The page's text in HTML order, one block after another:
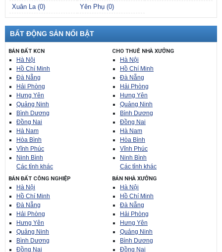
Xuân La (0) Yên Phụ (0)
BẤT ĐỘNG SẢN NỔI BẬT
BÁN ĐẤT KCN
Hà Nội
Hồ Chí Minh
Đà Nẵng
Hải Phòng
Hưng Yên
Quảng Ninh
Bình Dương
Đồng Nai
Hà Nam
Hòa Bình
Vĩnh Phúc
Ninh Bình
Các tỉnh khác
CHO THUÊ NHÀ XƯỞNG
Hà Nội
Hồ Chí Minh
Đà Nẵng
Hải Phòng
Hưng Yên
Quảng Ninh
Bình Dương
Đồng Nai
Hà Nam
Hòa Bình
Vĩnh Phúc
Ninh Bình
Các tỉnh khác
BÁN ĐẤT CÔNG NGHIỆP
Hà Nội
Hồ Chí Minh
Đà Nẵng
Hải Phòng
Hưng Yên
Quảng Ninh
Bình Dương
Đồng Nai
BÁN NHÀ XƯỞNG
Hà Nội
Hồ Chí Minh
Đà Nẵng
Hải Phòng
Hưng Yên
Quảng Ninh
Bình Dương
Đồng Nai